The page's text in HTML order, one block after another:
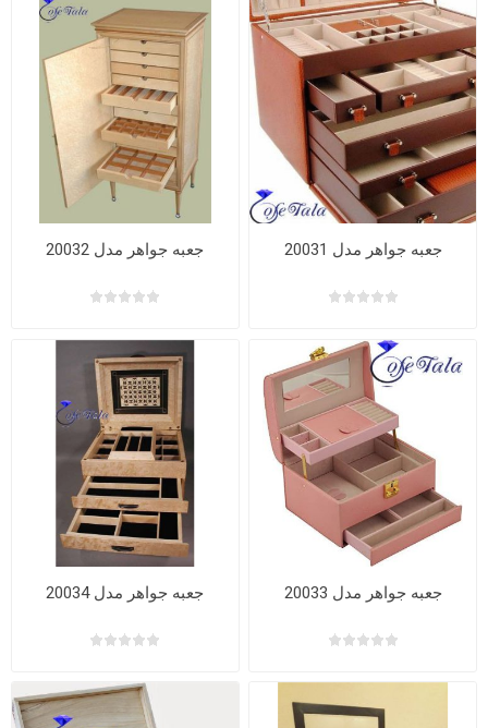
جعبه جواهر مدل 20031 جعبه جواهر مدل 20032
جعبه جواهر مدل 20033 جعبه جواهر مدل 20034